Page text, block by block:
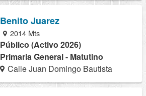
Benito Juarez
2014 Mts
Público (Activo 2026)
Primaria General - Matutino
Calle Juan Domingo Bautista